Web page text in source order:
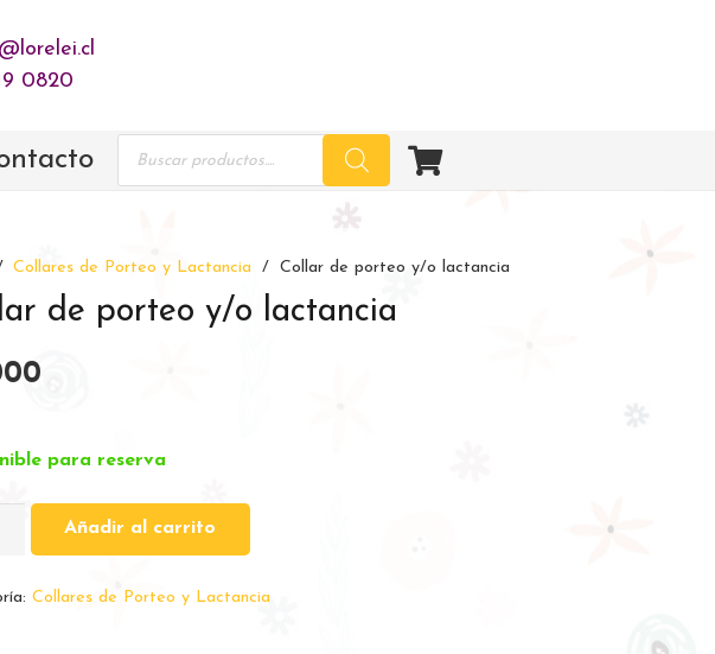
0820
Products
search
Collares de Porteo y Lactancia / Collar de porteo y/o lactancia
de porteo y/o lactancia
para reserva
Añadir al carrito
Collares de Porteo y Lactancia